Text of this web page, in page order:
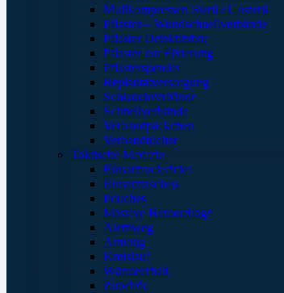
Mullkompressen Steril / Unsteril
Pflaster – Wundschnellverbände
Pflaster Detektierbar
Pflaster zur Fixierung
Pflasterspender
Replantatversorgung
Schlauchverbände
Schnellverbände
Verbandpäckchen
Verbandtücher
Taktische Medizin
Einsatzrucksäcke
Einsatztaschen
Pouches
Massive Hemorrhage
Atemweg
Atmung
Kreislauf
Wärmeerhalt
Zubehör